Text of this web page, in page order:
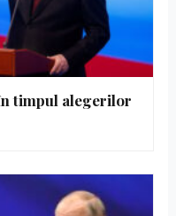
timpul alegerilor